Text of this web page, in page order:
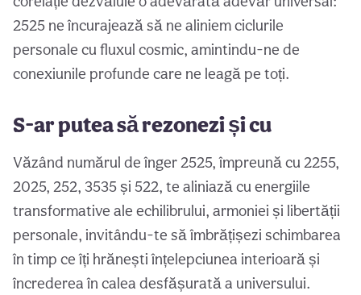
2525 ne încurajează să ne aliniem ciclurile
personale cu fluxul cosmic, amintindu-ne de
conexiunile profunde care ne leagă pe toți.
S-ar putea să rezonezi și cu
Văzând numărul de înger 2525, împreună cu 2255,
2025, 252, 3535 și 522, te aliniază cu energiile
transformative ale echilibrului, armoniei și libertății
personale, invitându-te să îmbrățișezi schimbarea
în timp ce îți hrănești înțelepciunea interioară și
încrederea în calea desfășurată a universului.